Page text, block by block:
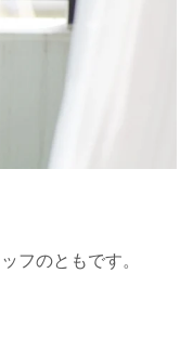
フのともです。